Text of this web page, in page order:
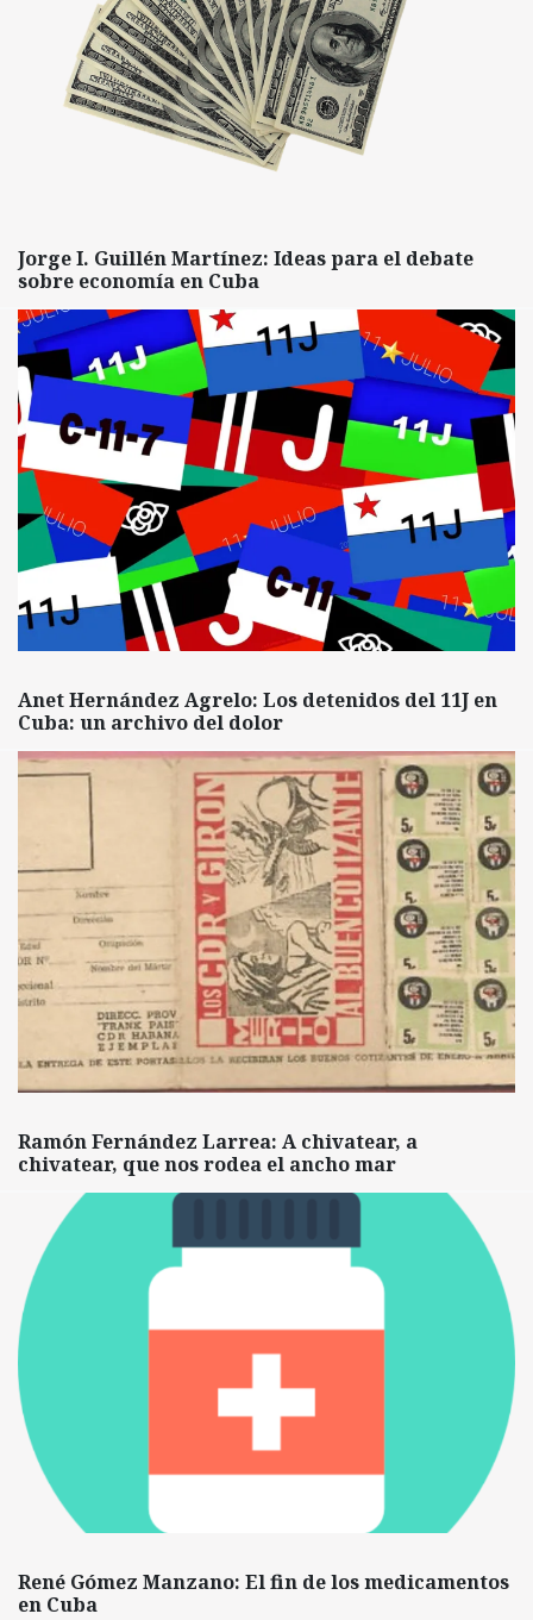
Jorge I. Guillén Martínez: Ideas para el debate
sobre economía en Cuba
Anet Hernández Agrelo: Los detenidos del 11J en
Cuba: un archivo del dolor
Ramón Fernández Larrea: A chivatear, a
chivatear, que nos rodea el ancho mar
René Gómez Manzano: El fin de los medicamentos
en Cuba